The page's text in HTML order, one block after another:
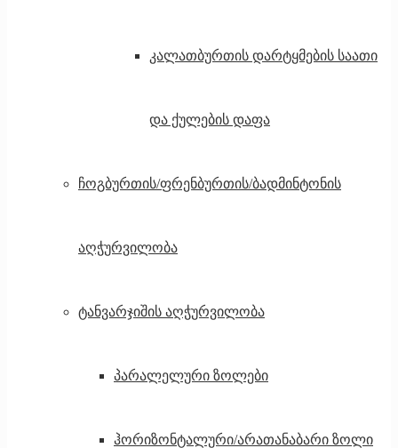
კალათბურთის დარტყმების საათი
და ქულების დაფა
ჩოგბურთის/ფრენბურთის/ბადმინტონის
აღჭურვილობა
ტანვარჯიშის აღჭურვილობა
პარალელური ზოლები
ჰორიზონტალური/არათანაბარი ზოლი